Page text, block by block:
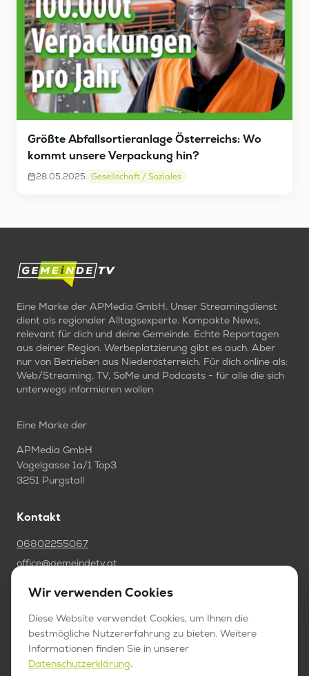
Größte Abfallsortieranlage Österreichs: Wo
kommt unsere Verpackung hin?
28.05.2025 Gesellschaft / Soziales
Eine Marke der APMedia GmbH. Unser Streamingdienst
dient als regionaler Alltagsexperte. Kompakte News,
relevant für dich und deine Gemeinde. Echte Reportagen
aus deiner Region. Werbeplatzierung gibt es auch. Aber
nur von Betrieben aus Niederösterreich. Für dich online als:
Web/Streaming, TV, SoMe und Podcasts - für alle die sich
unterwegs informieren wollen
Eine Marke der
APMedia GmbH
Vogelgasse 1a/1 Top3
3251 Purgstall
Kontakt
06802255067
office@gemeindetv.at
FAQ
IMPRESSUM
DATENSCHUTZ
Wir verwenden Cookies
Diese Website verwendet Cookies, um Ihnen die
bestmögliche Nutzererfahrung zu bieten. Weitere
Informationen finden Sie in unserer
Datenschutzerklärung.